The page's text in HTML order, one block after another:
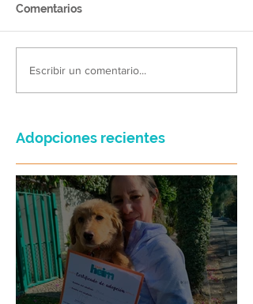
Comentarios
Escribir un comentario...
Adopciones recientes